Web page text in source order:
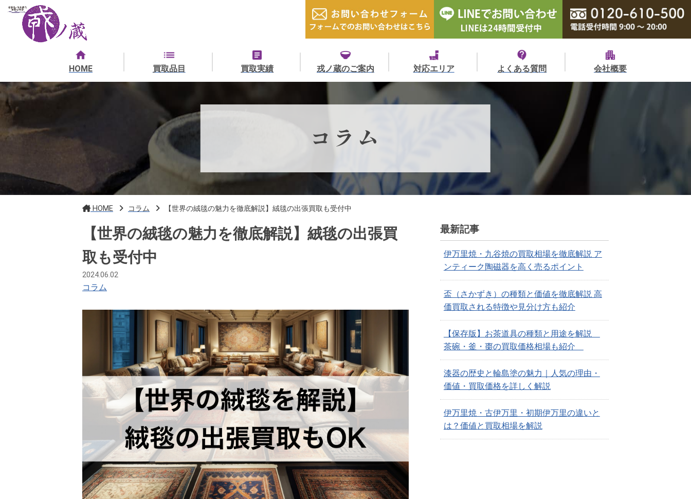
HOME 買取品目 買取実績 戎ノ蔵のご案内 対応エリア よくある質問 会社概要
コラム
HOME コラム 【世界の絨毯の魅力を徹底解説】絨毯の出張買取も受付中
【世界の絨毯の魅力を徹底解説】絨毯の出張買
取も受付中
2024.06.02
コラム
最新記事
伊万里焼・九谷焼の買取相場を徹底解説 ア
ンティーク陶磁器を高く売るポイント
盃（さかずき）の種類と価値を徹底解説 高
価買取される特徴や見分け方も紹介
【保存版】お茶道具の種類と用途を解説
茶碗・釜・棗の買取価格相場も紹介
漆器の歴史と輪島塗の魅力｜人気の理由・
価値・買取価格を詳しく解説
伊万里焼・古伊万里・初期伊万里の違いと
は？価値と買取相場を解説